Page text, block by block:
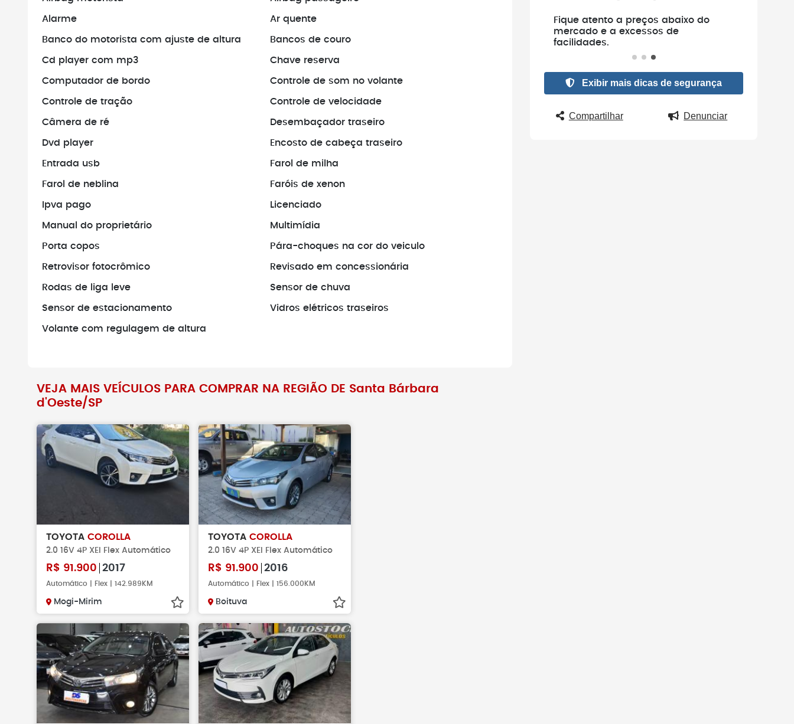
Alarme Ar quente
Banco do motorista com ajuste de altura Bancos de couro
Cd player com mp3 Chave reserva
Computador de bordo Controle de som no volante
Controle de tração Controle de velocidade
Câmera de ré Desembaçador traseiro
Dvd player Encosto de cabeça traseiro
Entrada usb Farol de milha
Farol de neblina Faróis de xenon
Ipva pago Licenciado
Manual do proprietário Multimídia
Porta copos Pára-choques na cor do veiculo
Retrovisor fotocrômico Revisado em concessionária
Rodas de liga leve Sensor de chuva
Sensor de estacionamento Vidros elétricos traseiros
Volante com regulagem de altura
VEJA MAIS VEÍCULOS PARA COMPRAR NA REGIÃO DE Santa Bárbara
d'Oeste/SP
TOYOTA COROLLA
2.0 16V 4P XEI Flex Automático
R$ 91.900 2017
Automático | Flex | 142.989KM
Mogi-Mirim
TOYOTA COROLLA
2.0 16V 4P XEI Flex Automático
R$ 91.900 2016
Automático | Flex | 156.000KM
Boituva
Não faça pagamentos antes de
existe.
Fique atento a preços abaixo do
mercado e a excessos de
facilidades.
Exibir mais dicas de segurança
Compartilhar Denunciar